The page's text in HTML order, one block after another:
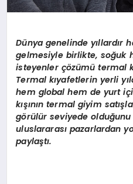
Dünya genelinde yıllardır
gelmesiyle birlikte, soğuk
isteyenler çözümütermal
Termal kıyafetlerin yerli
hem global hem de yurt içi
kışının termal giyim
görülür seviyede
uluslararası pazarlardan
paylaştı.